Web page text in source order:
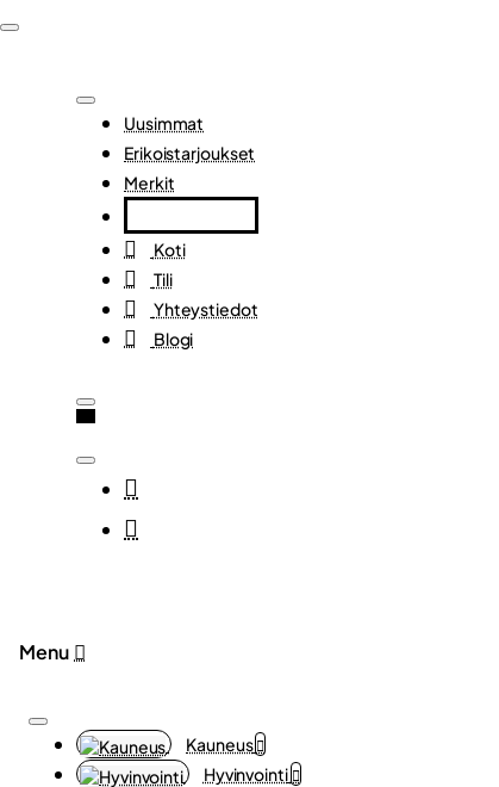
Uusimmat
Erikoistarjoukset
Merkit
Koti
Tili
Yhteystiedot
Blogi
Kauneus
Hyvinvointi